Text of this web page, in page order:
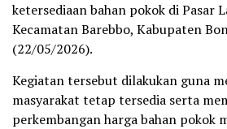
ketersediaan bahan pokok di Pasar
Kecamatan Barebbo, Kabupaten
(22/05/2026).
Kegiatan tersebut dilakukan guna
masyarakat tetap tersedia serta
perkembangan harga bahan pokok